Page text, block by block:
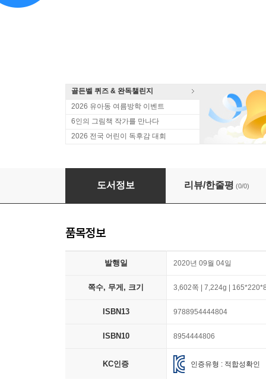
골든벨 퀴즈 & 완독챌린지
2026 유아동 여름방학 이벤트
6인의 그림책 작가를 만나다
2026 전국 어린이 독후감 대회
위대한 철학자가 들려주는 어린이 인문 교양 전
도서정보 리뷰/한줄평 (0/0)
품목정보
발행일 2020년 09월 04일
쪽수, 무게, 크기 3,602쪽 | 7,224g |
ISBN13 9788954444804
ISBN10 8954444806
KC인증 인증유형 : 적합성확인